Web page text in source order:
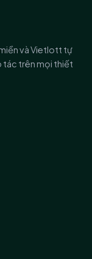
và Vietlott tự
tác trên mọi thiết